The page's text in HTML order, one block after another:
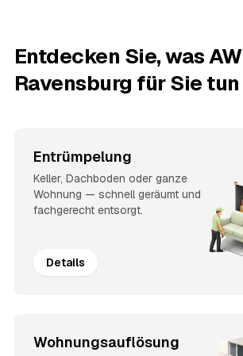
Entdecken Sie, was
Ravensburg für Sie
Entrümpelung
Keller, Dachboden oder ganze
Wohnung — schnell geräumt und
fachgerecht entsorgt.
Details
Wohnungsauflösung